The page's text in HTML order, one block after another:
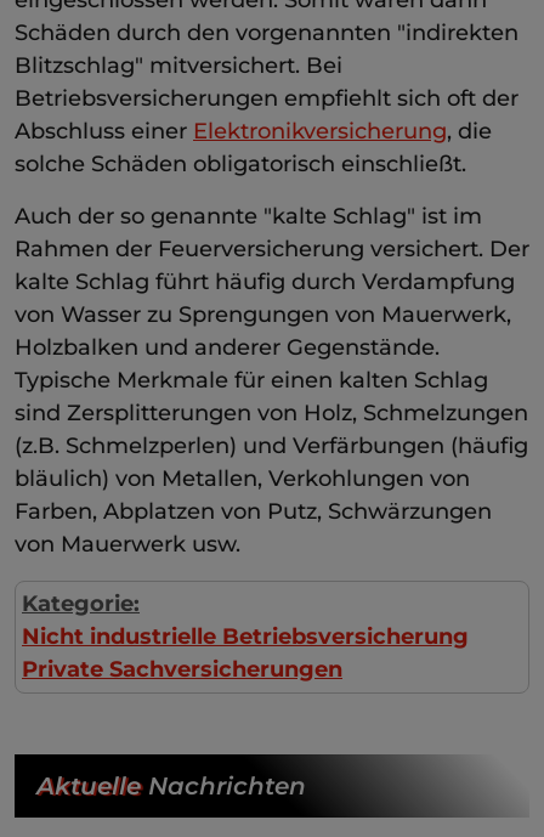
Schäden durch den vorgenannten "indirekten
Blitzschlag" mitversichert. Bei
Betriebsversicherungen empfiehlt sich oft der
Abschluss einer Elektronikversicherung, die
solche Schäden obligatorisch einschließt.
Auch der so genannte "kalte Schlag" ist im
Rahmen der Feuerversicherung versichert. Der
kalte Schlag führt häufig durch Verdampfung
von Wasser zu Sprengungen von Mauerwerk,
Holzbalken und anderer Gegenstände.
Typische Merkmale für einen kalten Schlag
sind Zersplitterungen von Holz, Schmelzungen
(z.B. Schmelzperlen) und Verfärbungen (häufig
bläulich) von Metallen, Verkohlungen von
Farben, Abplatzen von Putz, Schwärzungen
von Mauerwerk usw.
Kategorie:
Nicht industrielle Betriebsversicherung
Private Sachversicherungen
AktuelleNachrichten